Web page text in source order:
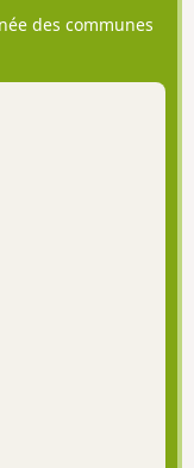
des communes